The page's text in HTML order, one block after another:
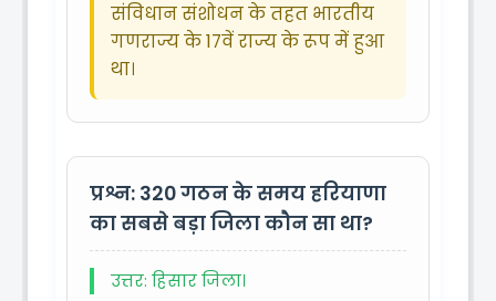
संविधान संशोधन के तहत भारतीय
गणराज्य के 17वें राज्य के रूप में हुआ
था।
प्रश्न: 320गठन के समय हरियाणा
का सबसे बड़ा जिला कौन सा था?
उत्तर: हिसार जिला।